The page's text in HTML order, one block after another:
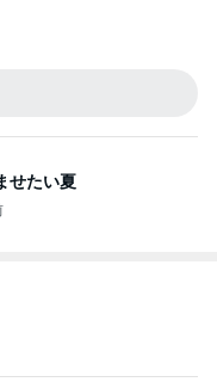
せたい夏